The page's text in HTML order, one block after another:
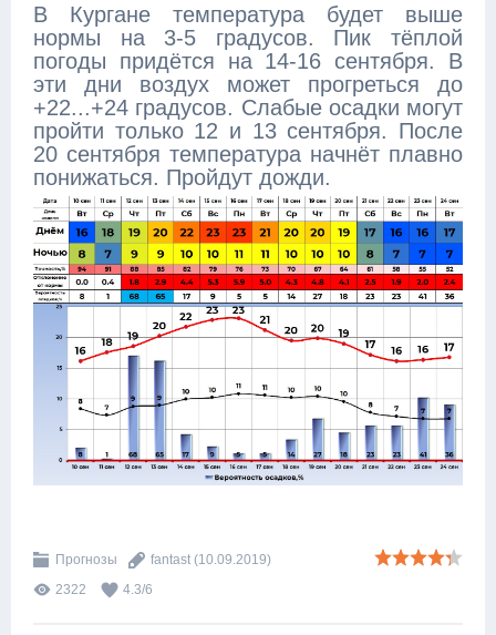
В Кургане температура будет выше
нормы на 3-5 градусов. Пик тёплой
погоды придётся на 14-16 сентября. В
эти дни воздух может прогреться до
+22...+24 градусов. Слабые осадки могут
пройти только 12 и 13 сентября. После
20 сентября температура начнёт плавно
понижаться. Пройдут дожди.
Прогнозы fantast (10.09.2019)
2322
4.3/6